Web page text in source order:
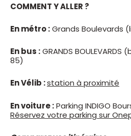
COMMENT Y ALLER ?
En métro :Grands Boulevards
En bus :GRANDS
85)
En Vélib :station à proximité
En voiture :Parking INDIGO
Réservez votre parking sur